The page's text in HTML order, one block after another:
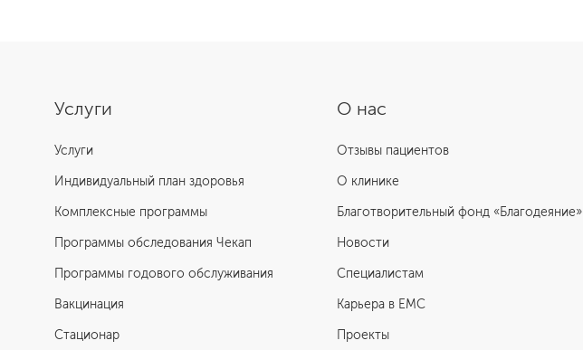
О нас
Отзывы пациентов
О клинике
Благотворительный фонд «Благодеяние»
Новости
Специалистам
Карьера в ЕМС
Проекты
Услуги
Услуги
Индивидуальный план здоровья
Комплексные программы
Программы обследования Чекап
Программы годового обслуживания
Вакцинация
Стационар